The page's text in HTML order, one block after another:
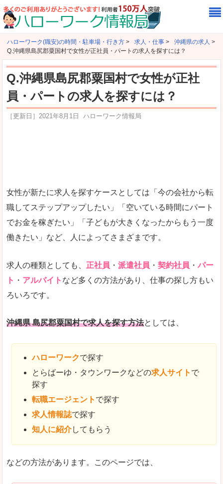
ハローワーク(職安)の時間・駐車場・行き方 > 求人・仕事 > 沖縄県の求人 >
Q.沖縄県島尻郡粟国村で女性が正社員・パートの求人を探すには？
Q.沖縄県島尻郡粟国村で女性が正社
員・パートの求人を探すには？
［更新日］ 2021年8月1日 ハローワーク情報局
女性が新たに求人を探すケースとしては「今の会社から転
職してステップアップしたい」「空いている時間にパート
でお金を稼ぎたい」「子どもが大きくなったからもう一度
働きたい」など、人によってさまざまです。
求人の種類としても、 正社員 ・ 派遣社員 ・ 契約社員 ・ パー
ト ・ アルバイト など多くの方法があり、仕事の探し方もい
ろいろです。
沖縄県 島尻郡粟国村で求人を探す方法としては、
ハローワークで探す
とらばーゆ・タウンワークなどの求人サイト で
探す
転職エージェント で探す
求人情報誌で探す
知人に紹介してもらう
などの方法があります。このページでは、